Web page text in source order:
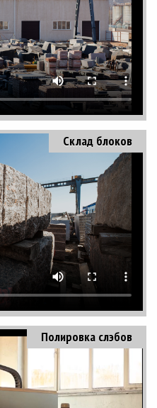
Склад блоков
Полировка слэбов